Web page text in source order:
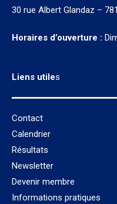
30 rue Albert Glandaz –
Horaires d’ouverture :
Liens utiles
Contact
Calendrier
Résultats
Newsletter
Devenir membre
Informations pratiques